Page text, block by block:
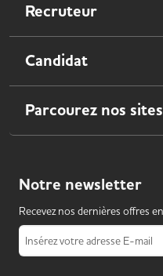
Recruteur
Candidat
Parcourez nos
Notre newsletter
Recevez nos dernières offres
Insérez votre adresse E-mail